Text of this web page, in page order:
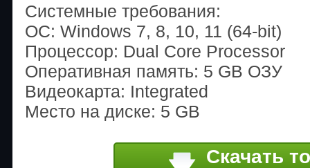
Системные требования:
ОС: Windows 7, 8, 10, 11 (64-bit)
Процессор: Dual Core Processor
Оперативная память: 5 GB ОЗУ
Видеокарта: Integrated
Место на диске: 5 GB
Скачать